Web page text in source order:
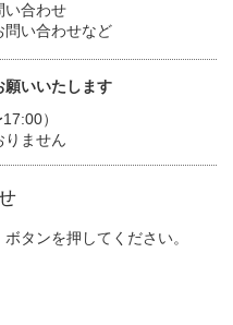
い合わせ
問い合わせなど
願いいたします
）
ません
タンを押してください。